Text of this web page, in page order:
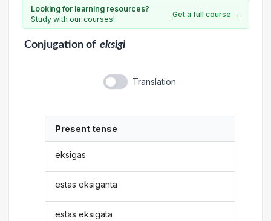
Looking for learning resources?
Study with our courses!
Get a full course →
Conjugationof eksigi
Translation
Present tense
eksigas
estas eksiganta
estas eksigata